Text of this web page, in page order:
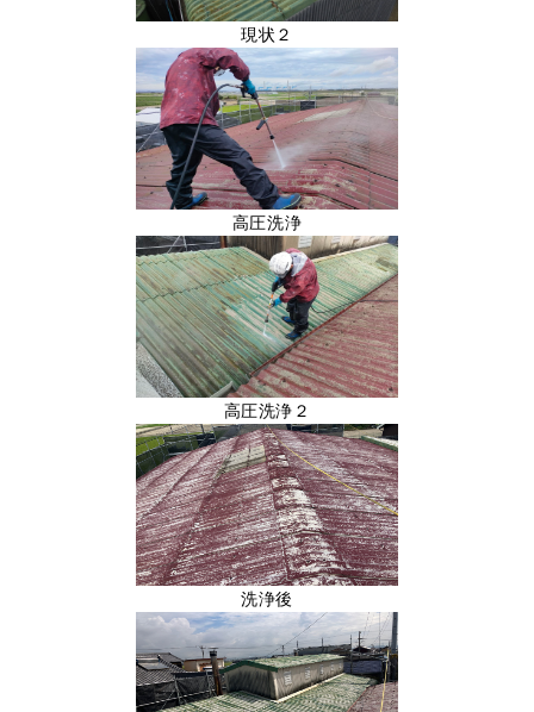
現状２
高圧洗浄
高圧洗浄２
洗浄後